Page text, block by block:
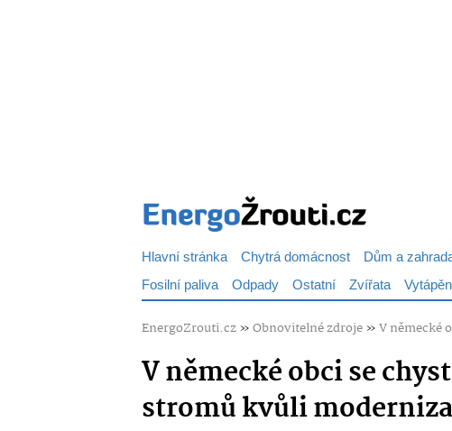
Hlavní stránka Chytrá domácnost Dům a
Fosilní paliva Odpady Ostatní Zvířata
EnergoZrouti.cz»Obnovitelné zdroje»V německé
V německé obci se
stromů kvůli